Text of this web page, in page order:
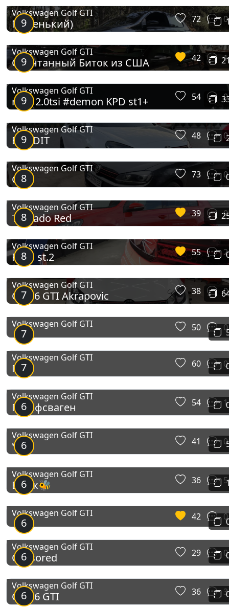
9
Volkswagen Golf GTI
Маленький) 72 0
9
Volkswagen Golf GTI
Спонтанный Биток из США 42 1
9
Volkswagen Golf GTI
mk6 2.0tsi #demon KPD st1+ 54 0
9
Volkswagen Golf GTI
BANDIT 48 0
8
Volkswagen Golf GTI
Gti 73 0
8
Volkswagen Golf GTI
Tornado Red 39 0
8
Volkswagen Golf GTI
Revo st.2 55 2
7
Volkswagen Golf GTI
Golf 6 GTI Akrapovic 38 0
7
Volkswagen Golf GTI 50 0
7
Volkswagen Golf GTI
ГТИ 60 0
6
Volkswagen Golf GTI
Гольфсваген 54 1
6
Volkswagen Golf GTI
👻 41 0
6
Volkswagen Golf GTI
Вжик🐝 36 5
6
Volkswagen Golf GTI 42 0
6
Volkswagen Golf GTI
Censored 29 0
6
Volkswagen Golf GTI
Golf 6 GTI 36 3